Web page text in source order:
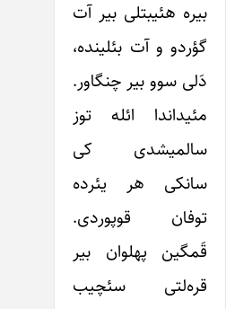
بیره هئیبتلی بیر آت
گؤردو و آت بئلینده،
دَلی سوو بیر چنگاور.
مئیداندا ائله توز
سالمیشدی کی
سانکی هر یئرده
توفان قوپوردی.
قَمگین پهلوان بیر
قره‌لتی سئچیب